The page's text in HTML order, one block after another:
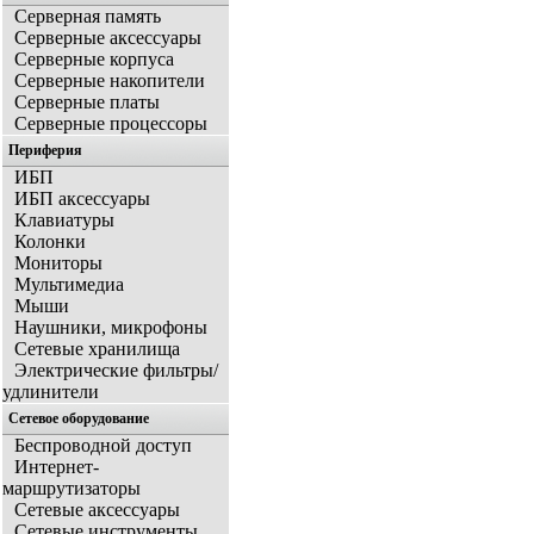
Серверная память
Серверные аксессуары
Серверные корпуса
Серверные накопители
Серверные платы
Серверные процессоры
Периферия
ИБП
ИБП аксессуары
Клавиатуры
Колонки
Мониторы
Мультимедиа
Мыши
Наушники, микрофоны
Сетевые хранилища
Электрические фильтры/
удлинители
Сетевое оборудование
Беспроводной доступ
Интернет-
маршрутизаторы
Сетевые аксессуары